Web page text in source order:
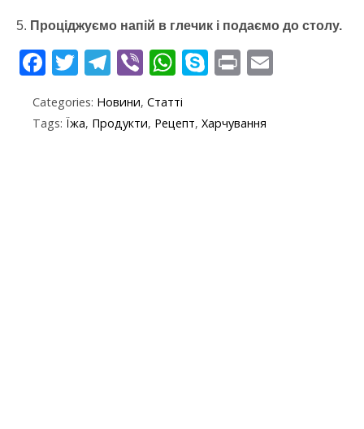
5. Проціджуємо напій в глечик і подаємо до столу.
F
e
b
T
itt
er
T
e
gr
Vi
er
W
at
S
y
p
Pr
t
Categories: Новини, Статті
Tags: Їжа, Продукти, Рецепт, Харчування